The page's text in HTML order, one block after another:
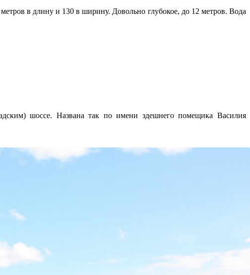
в длину и 130 в ширину. Довольно глубокое, до 12 метров. Вода
шоссе. Названа так по имени здешнего помещика Василия